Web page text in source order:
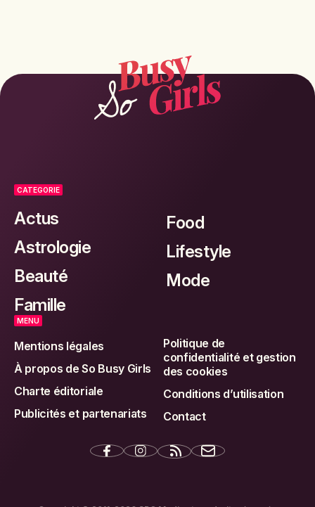
CATEGORIE
Actus
Astrologie
Beauté
Famille
Food
Lifestyle
Mode
MENU
Mentions légales
À propos de So Busy Girls
Charte éditoriale
Publicités et partenariats
Politique de
confidentialité et gestion
des cookies
Conditions d’utilisation
Contact